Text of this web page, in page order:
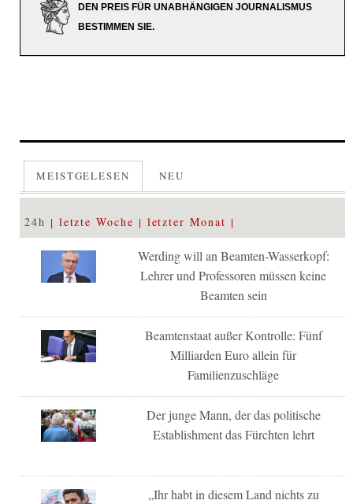
DEN PREIS FÜR UNABHÄNGIGEN JOURNALISMUS
BESTIMMEN SIE.
MEISTGELESEN NEU
24h letzte Woche letzter Monat
Werding will an Beamten-Wasserkopf:
Lehrer und Professoren müssen keine
Beamten sein
Beamtenstaat außer Kontrolle: Fünf
Milliarden Euro allein für
Familienzuschläge
Der junge Mann, der das politische
Establishment das Fürchten lehrt
„Ihr habt in diesem Land nichts zu